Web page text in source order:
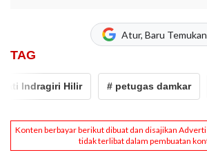
Atur, Baru Temukan
TAG
Indragiri Hilir # petugas damkar